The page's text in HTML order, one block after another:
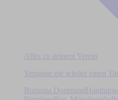
Alles zu deinem Verein
Verpasse nie wieder einen
Borussia Dortmund